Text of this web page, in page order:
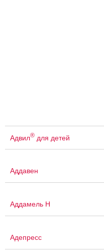
Адвил® для детей
Аддавен
Аддамель Н
Адепресс